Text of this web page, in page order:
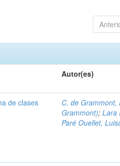
Autor(es)
de clases
C. de
Grammont);Lara
Paré Ouellet,